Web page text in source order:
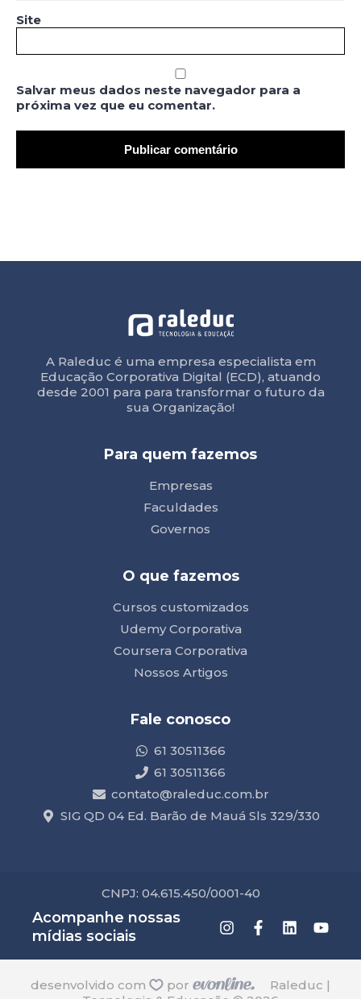
Site
Salvar meus dados neste navegador para a
próxima vez que eu comentar.
A Raleduc é uma empresa especialista em
Educação Corporativa Digital (ECD), atuando
desde 2001 para para transformar o futuro da
sua Organização!
Para quem fazemos
Empresas
Faculdades
Governos
O que fazemos
Cursos customizados
Udemy Corporativa
Coursera Corporativa
Nossos Artigos
Fale conosco
61 30511366
61 30511366
contato@raleduc.com.br
SIG QD 04 Ed. Barão de Mauá Sls 329/330
CNPJ: 04.615.450/0001-40
Acompanhe nossas
mídias sociais
desenvolvido com por
Raleduc |